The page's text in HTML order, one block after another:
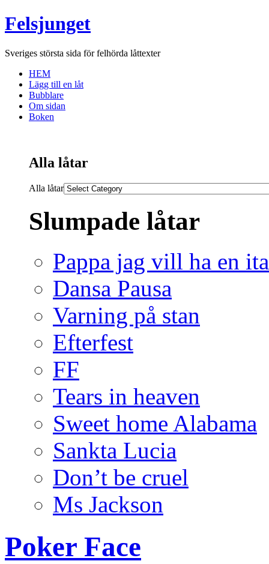
Felsjunget
Sveriges största sida för felhörda låttexter
HEM
Lägg till en låt
Bubblare
Om sidan
Boken
Alla låtar
Alla låtar
Slumpade låtar
Pappa jag vill ha en
Dansa Pausa
Varning på stan
Efterfest
FF
Tears in heaven
Sweet home Alabama
Sankta Lucia
Don’t be cruel
Ms Jackson
Poker Face